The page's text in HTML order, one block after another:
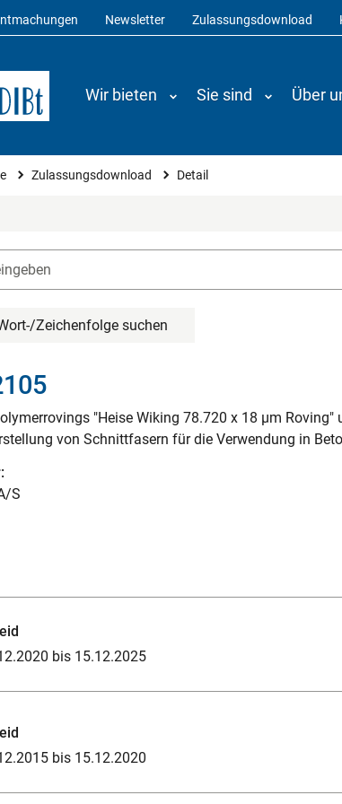
Newsletter Zulassungsdownload
Wir bieten Sie sind Über
Zulassungsdownload Detail
Zeichenfolge suchen
"Heise Wiking 78.720 x 18 µm Roving"
von Schnittfasern für die Verwendung in
S
bis 15.12.2025
bis 15.12.2020